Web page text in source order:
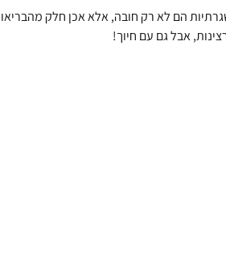
הם לא רק חובה, אלא אכן חלק
אבל גם עם חיוך!